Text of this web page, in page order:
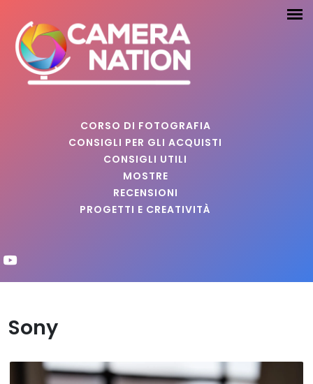
CORSO DI FOTOGRAFIA
CONSIGLI PER GLI ACQUISTI
CONSIGLI UTILI
MOSTRE
RECENSIONI
PROGETTI E CREATIVITÀ
Sony